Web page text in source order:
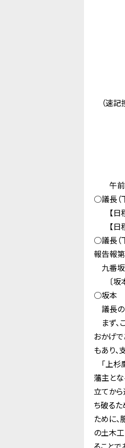
議
議
議
（速記
議
議
議
午前
○議長（
【日
【日
○議長（
報告報
九番
〔坂本
○坂本
議長の
まず、
おかげ
もあり
「上杉
藩主と
立てから
ち破る
ために
の土木